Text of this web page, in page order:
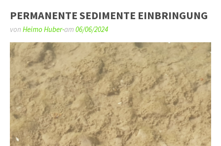
PERMANENTE SEDIMENTE EINBRINGUNG
von Heimo Huber-am 06/06/2024